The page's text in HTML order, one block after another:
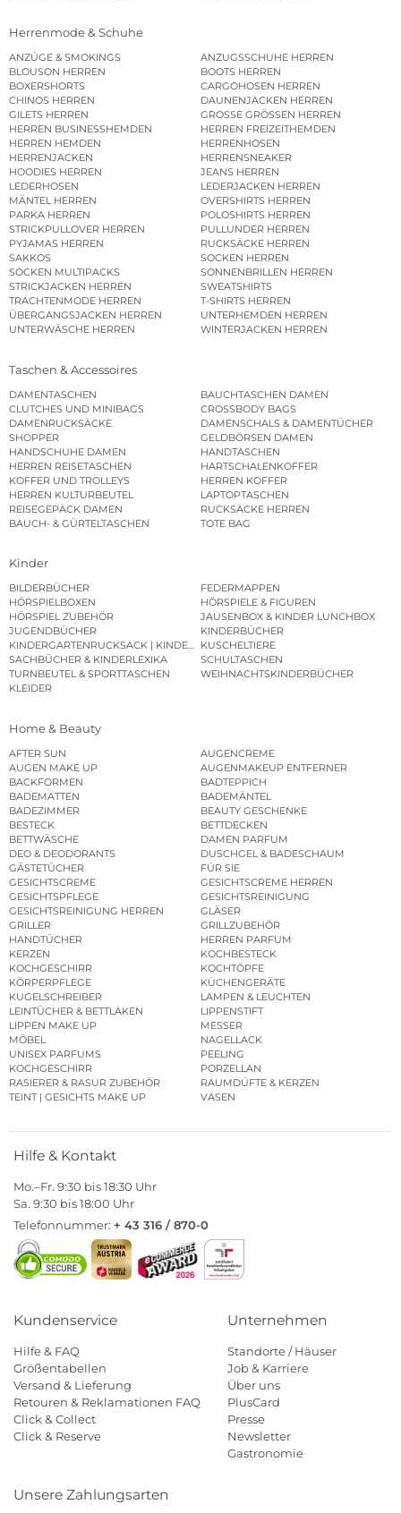
Herrenmode & Schuhe
ANZÜGE & SMOKINGS
ANZUGSSCHUHE HERREN
BLOUSON HERREN
BOOTS HERREN
BOXERSHORTS
CARGOHOSEN HERREN
CHINOS HERREN
DAUNENJACKEN HERREN
GILETS HERREN
GROSSE GRÖSSEN HERREN
HERREN BUSINESSHEMDEN
HERREN FREIZEITHEMDEN
HERREN HEMDEN
HERRENHOSEN
HERRENJACKEN
HERRENSNEAKER
HOODIES HERREN
JEANS HERREN
LEDERHOSEN
LEDERJACKEN HERREN
MÄNTEL HERREN
OVERSHIRTS HERREN
PARKA HERREN
POLOSHIRTS HERREN
STRICKPULLOVER HERREN
PULLUNDER HERREN
PYJAMAS HERREN
RUCKSÄCKE HERREN
SAKKOS
SOCKEN HERREN
SOCKEN MULTIPACKS
SONNENBRILLEN HERREN
STRICKJACKEN HERREN
SWEATSHIRTS
TRACHTENMODE HERREN
T-SHIRTS HERREN
ÜBERGANGSJACKEN HERREN
UNTERHEMDEN HERREN
UNTERWÄSCHE HERREN
WINTERJACKEN HERREN
Taschen & Accessoires
DAMENTASCHEN
BAUCHTASCHEN DAMEN
CLUTCHES UND MINIBAGS
CROSSBODY BAGS
DAMENRUCKSÄCKE
DAMENSCHALS & DAMENTÜCHER
SHOPPER
GELDBÖRSEN DAMEN
HANDSCHUHE DAMEN
HANDTASCHEN
HERREN REISETASCHEN
HARTSCHALENKOFFER
KOFFER UND TROLLEYS
HERREN KOFFER
HERREN KULTURBEUTEL
LAPTOPTASCHEN
REISEGEPÄCK DAMEN
RUCKSÄCKE HERREN
BAUCH- & GÜRTELTASCHEN
TOTE BAG
Kinder
BILDERBÜCHER
FEDERMAPPEN
HÖRSPIELBOXEN
HÖRSPIELE & FIGUREN
HÖRSPIEL ZUBEHÖR
JAUSENBOX & KINDER LUNCHBOX
JUGENDBÜCHER
KINDERBÜCHER
KINDERGARTENRUCKSACK | KINDERGARTENBEUTEL
KUSCHELTIERE
SACHBÜCHER & KINDERLEXIKA
SCHULTASCHEN
TURNBEUTEL & SPORTTASCHEN
WEIHNACHTSKINDERBÜCHER
KLEIDER
Home & Beauty
AFTER SUN
AUGENCREME
AUGEN MAKE UP
AUGENMAKEUP ENTFERNER
BACKFORMEN
BADTEPPICH
BADEMATTEN
BADEMÄNTEL
BADEZIMMER
BEAUTY GESCHENKE
BESTECK
BETTDECKEN
BETTWÄSCHE
DAMEN PARFUM
DEO & DEODORANTS
DUSCHGEL & BADESCHAUM
GÄSTETÜCHER
FÜR SIE
GESICHTSCREME
GESICHTSCREME HERREN
GESICHTSPFLEGE
GESICHTSREINIGUNG
GESICHTSREINIGUNG HERREN
GLÄSER
GRILLER
GRILLZUBEHÖR
HANDTÜCHER
HERREN PARFUM
KERZEN
KOCHBESTECK
KOCHGESCHIRR
KOCHTÖPFE
KÖRPERPFLEGE
KÜCHENGERÄTE
KUGELSCHREIBER
LAMPEN & LEUCHTEN
LEINTÜCHER & BETTLAKEN
LIPPENSTIFT
LIPPEN MAKE UP
MESSER
MÖBEL
NAGELLACK
UNISEX PARFUMS
PEELING
KOCHGESCHIRR
PORZELLAN
RASIERER & RASUR ZUBEHÖR
RAUMDÜFTE & KERZEN
TEINT | GESICHTS MAKE UP
VASEN
Hilfe & Kontakt
Mo.–Fr. 9:30 bis 18:30 Uhr
Sa. 9:30 bis 18:00 Uhr
Telefonnummer: + 43 316 / 870-0
Kundenservice
Hilfe & FAQ
Größentabellen
Versand & Lieferung
Retouren & Reklamationen FAQ
Click & Collect
Click & Reserve
Unternehmen
Standorte / Häuser
Job & Karriere
Über uns
PlusCard
Presse
Newsletter
Gastronomie
Unsere Zahlungsarten